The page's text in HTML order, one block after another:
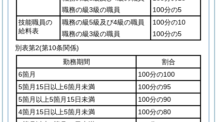
職務の級3級の職員
100分の5
技能職員の
給料表
職務の級5級及び4級の職員
100分の10
職務の級3級の職員
100分の5
別表第2(第10条関係)
勤務期間
割合
6箇月
100分の100
5箇月15日以上6箇月未満
100分の95
5箇月以上5箇月15日未満
100分の90
4箇月15日以上5箇月未満
100分の80